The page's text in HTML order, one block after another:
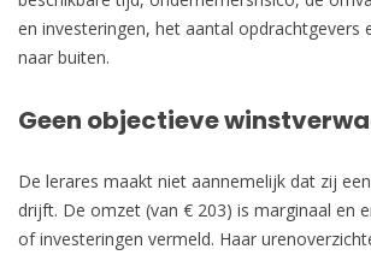
en investeringen, het aantal opdrachtgevers
naar buiten.
Geen objectieve
De lerares maakt niet aannemelijk dat zij
drijft. De omzet (van € 203) is marginaal en
of investeringen vermeld. Haar